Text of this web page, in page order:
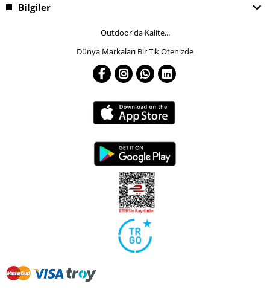
Bilgiler
Outdoor'da Kalite...
Dünya Markaları Bir Tık Ötenizde